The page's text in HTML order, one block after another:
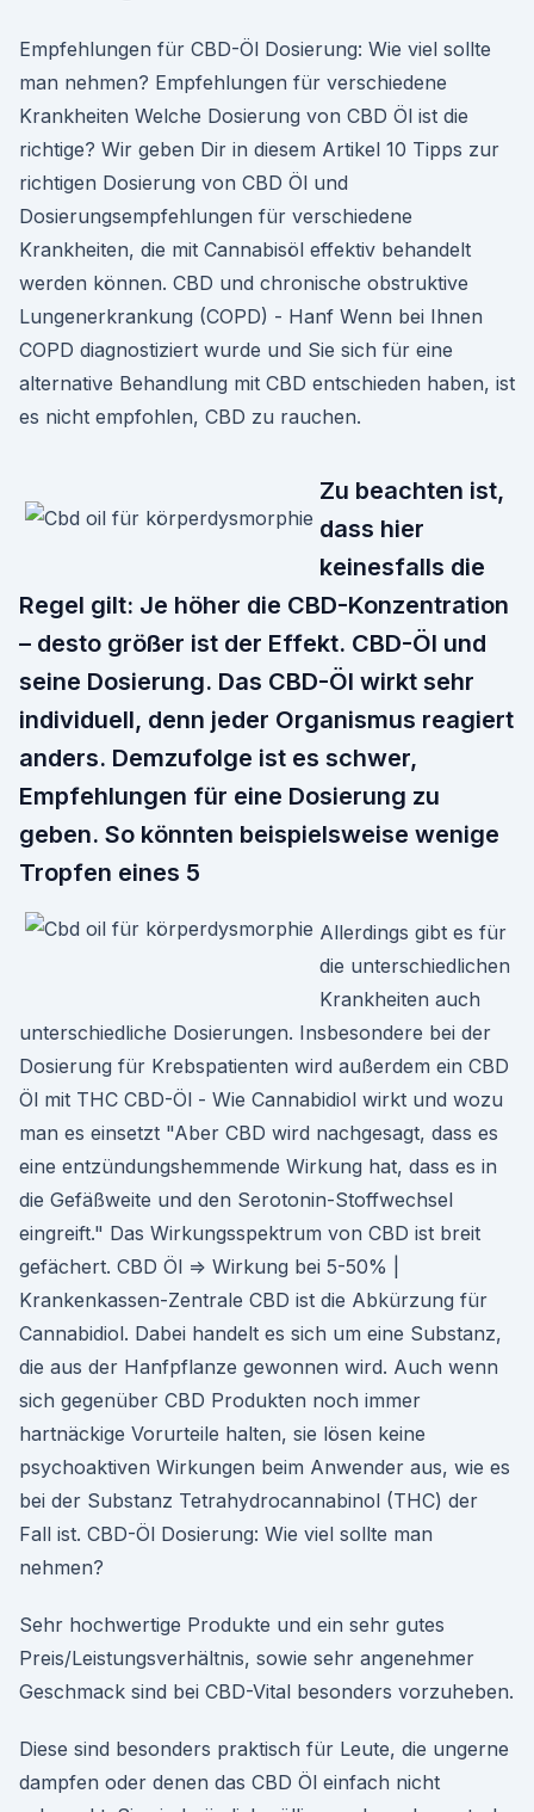
Empfehlungen für CBD-Öl Dosierung: Wie viel sollte
man nehmen? Empfehlungen für verschiedene
Krankheiten Welche Dosierung von CBD Öl ist die
richtige? Wir geben Dir in diesem Artikel 10 Tipps zur
richtigen Dosierung von CBD Öl und
Dosierungsempfehlungen für verschiedene
Krankheiten, die mit Cannabisöl effektiv behandelt
werden können. CBD und chronische obstruktive
Lungenerkrankung (COPD) - Hanf Wenn bei Ihnen
COPD diagnostiziert wurde und Sie sich für eine
alternative Behandlung mit CBD entschieden haben, ist
es nicht empfohlen, CBD zu rauchen.
Zu beachten ist,
dass hier
keinesfalls die
Regel gilt: Je höher die CBD-Konzentration
– desto größer ist der Effekt. CBD-Öl und
seine Dosierung. Das CBD-Öl wirkt sehr
individuell, denn jeder Organismus reagiert
anders. Demzufolge ist es schwer,
Empfehlungen für eine Dosierung zu
geben. So könnten beispielsweise wenige
Tropfen eines 5
Allerdings gibt es für
die unterschiedlichen
Krankheiten auch
unterschiedliche Dosierungen. Insbesondere bei der
Dosierung für Krebspatienten wird außerdem ein CBD
Öl mit THC CBD-Öl - Wie Cannabidiol wirkt und wozu
man es einsetzt "Aber CBD wird nachgesagt, dass es
eine entzündungshemmende Wirkung hat, dass es in
die Gefäßweite und den Serotonin-Stoffwechsel
eingreift." Das Wirkungsspektrum von CBD ist breit
gefächert. CBD Öl ⇒ Wirkung bei 5-50% |
Krankenkassen-Zentrale CBD ist die Abkürzung für
Cannabidiol. Dabei handelt es sich um eine Substanz,
die aus der Hanfpflanze gewonnen wird. Auch wenn
sich gegenüber CBD Produkten noch immer
hartnäckige Vorurteile halten, sie lösen keine
psychoaktiven Wirkungen beim Anwender aus, wie es
bei der Substanz Tetrahydrocannabinol (THC) der
Fall ist. CBD-Öl Dosierung: Wie viel sollte man
nehmen?
Sehr hochwertige Produkte und ein sehr gutes
Preis/Leistungsverhältnis, sowie sehr angenehmer
Geschmack sind bei CBD-Vital besonders vorzuheben.
Diese sind besonders praktisch für Leute, die ungerne
dampfen oder denen das CBD Öl einfach nicht